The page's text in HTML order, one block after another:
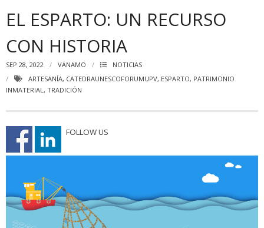
EL ESPARTO: UN RECURSO
CON HISTORIA
SEP 28, 2022 VANAMO
NOTICIAS
ARTESANÍA, CATEDRAUNESCOFORUMUPV, ESPARTO, PATRIMONIO
INMATERIAL, TRADICIÓN
FOLLOW US